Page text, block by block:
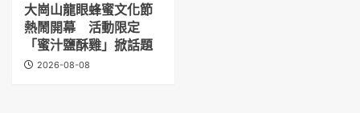
大崗山龍眼蜂蜜文化節
熱鬧開幕 活動限定
「蜜汁鹽酥雞」掀話題
2026-08-08